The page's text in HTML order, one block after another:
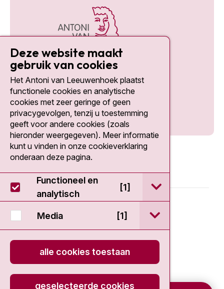
Social media
© 2026 - Antoni van Leeuwenhoek
Privacy statement
Cookieverklaring
Deze website maakt
gebruik van cookies
Het Antoni van Leeuwenhoek plaatst
functionele cookies en analytische
cookies met zeer geringe of geen
privacygevolgen, tenzij u toestemming
geeft voor andere cookies (zoals
hieronder weergegeven). Meer informatie
kunt u vinden in onze cookieverklaring
onderaan deze pagina.
Functioneel en
analytisch
[1] open / sluit
Media [1] open / sluit
alle cookies toestaan
geselecteerde cookies